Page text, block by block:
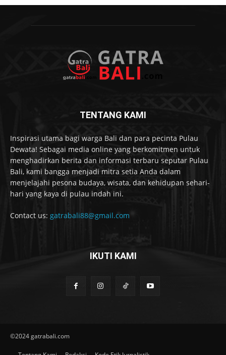
TENTANG KAMI
Inspirasi utama bagi warga Bali dan para pecinta Pulau
Dewata! Sebagai media online yang berkomitmen untuk
menghadirkan berita dan informasi terbaru seputar Pulau
Bali, kami bangga menjadi mitra setia Anda dalam
menjelajahi pesona budaya, wisata, dan kehidupan sehari-
hari yang kaya di pulau indah ini.
Contact us: gatrabali88@gmail.com
IKUTI KAMI
©2024 gatrabali.com